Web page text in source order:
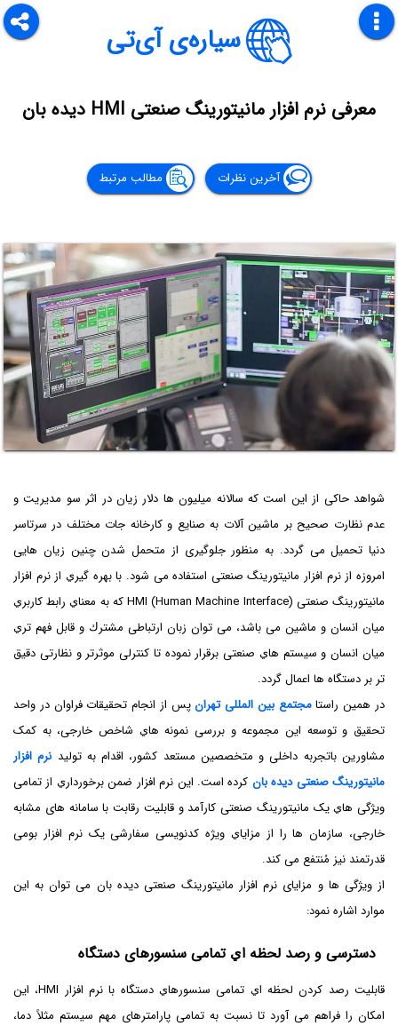
سیاره‌ی آی‌تی
معرفی نرم افزار مانیتورینگ صنعتی HMI دیده بان
آخرین نظرات مطالب مرتبط
شواهد حاکی از این است که سالانه میلیون ها دلار زیان در اثر سو مدیریت و
عدم نظارت صحیح بر ماشین آلات به صنایع و کارخانه جات مختلف در سرتاسر
دنیا تحمیل می گردد. به منظور جلوگیری از متحمل شدن چنین زیان هایی
امروزه از نرم افزار مانیتورینگ صنعتی استفاده می شود. با بهره گیري از نرم افزار
مانیتورینگ صنعتی HMI (Human Machine Interface) که به معناي رابط کاربري
میان انسان و ماشین می باشد، می توان زبان ارتباطی مشترك و قابل فهم تري
میان انسان و سیستم هاي صنعتی برقرار نموده تا کنترلی موثرتر و نظارتی دقیق
تر بر دستگاه ها اعمال گردد.
در همین راستامجتمع بین المللی تهرانپس از انجام تحقیقات فراوان در واحد
تحقیق و توسعه این مجموعه و بررسی نمونه هاي شاخص خارجی، به کمک
مشاورین باتجربه داخلی و متخصصین مستعد کشور، اقدام به تولید نرم افزار
مانیتورینگ صنعتی دیده بان کرده است. این نرم افزار ضمن برخورداري از تمامی
ویژگی هاي یک مانیتورینگ صنعتی کارآمد و قابلیت رقابت با سامانه های مشابه
خارجی، سازمان ها را از مزایاي ویژه کدنویسی سفارشی یک نرم افزار بومی
قدرتمند نیز مُنتفع می کند.
از ویژگی ها و مزایای نرم افزار مانیتورینگ صنعتی دیده بان می توان به این
موارد اشاره نمود:
دسترسی و رصد لحظه اي تمامی سنسورهای دستگاه
قابلیت رصد کردن لحظه اي تمامی سنسورهاي دستگاه با نرم افزار HMI، این
امکان را فراهم می آورد تا نسبت به تمامی پارامترهای مهم سیستم مثلاً دما،